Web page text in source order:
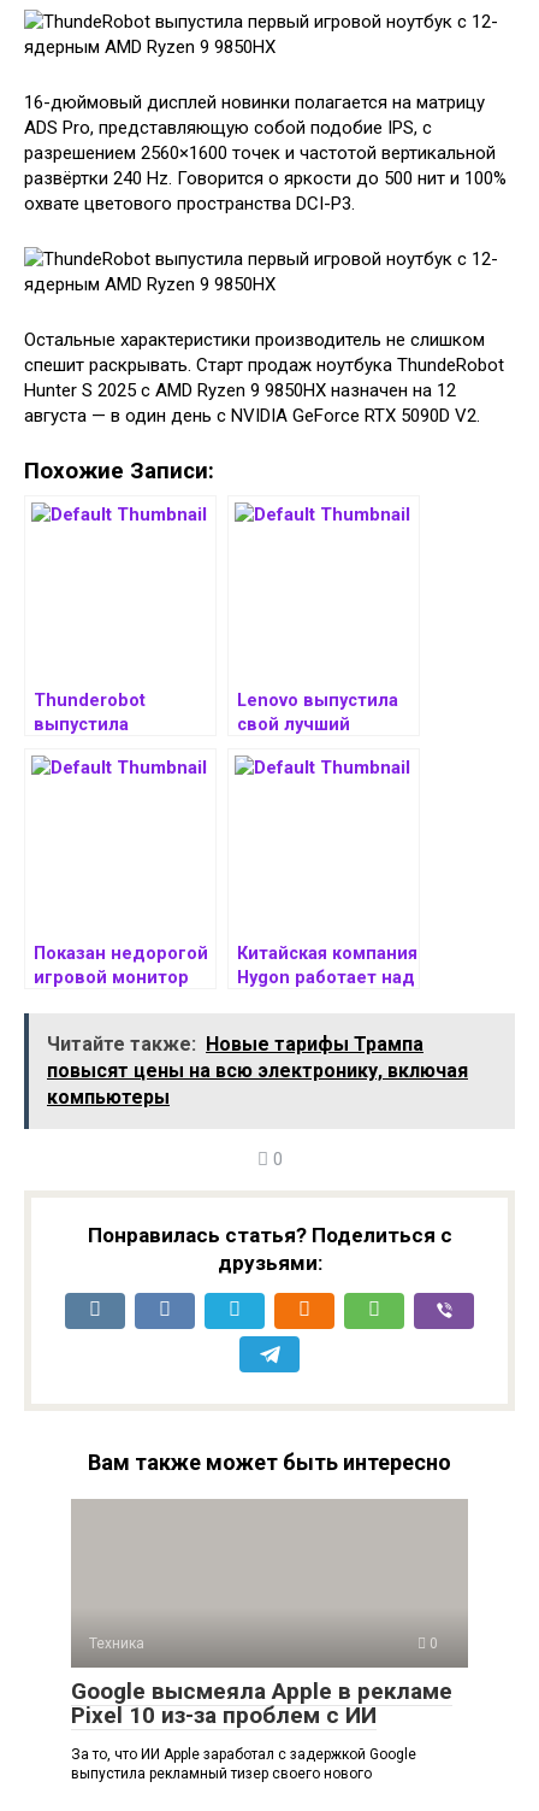
16-дюймовый дисплей новинки полагается на матрицу
ADS Pro, представляющую собой подобие IPS, с
разрешением 2560×1600 точек и частотой вертикальной
развёртки 240 Hz. Говорится о яркости до 500 нит и 100%
охвате цветового пространства DCI-P3.
Остальные характеристики производитель не слишком
спешит раскрывать. Старт продаж ноутбука ThundeRobot
Hunter S 2025 с AMD Ryzen 9 9850HX назначен на 12
августа — в один день с NVIDIA GeForce RTX 5090D V2.
Похожие Записи:
Thunderobot
выпустила
дюймовый игровой
Lenovo выпустила
свой лучший
Legion 9i с Core
Показан недорогой
игровой монитор
обновления 400 Гц
Китайская компания
Hygon работает над
процессором
Читайте также: Новые тарифы Трампа
повысят цены на всю электронику, включая
компьютеры
0
Понравилась статья? Поделиться с
друзьями:
Вам также может быть интересно
Техника 0
Google высмеяла Apple в рекламе
Pixel 10 из-за проблем с ИИ
За то, что ИИ Apple заработал с задержкой Google
выпустила рекламный тизер своего нового